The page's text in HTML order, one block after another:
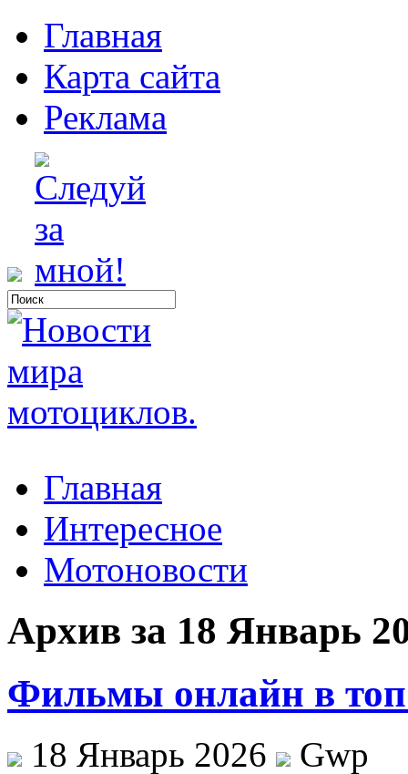
Главная
Карта сайта
Реклама
Главная
Интересное
Мотоновости
Архив за 18 Январь
Фильмы онлайн в топ
18 Январь 2026
Gwp